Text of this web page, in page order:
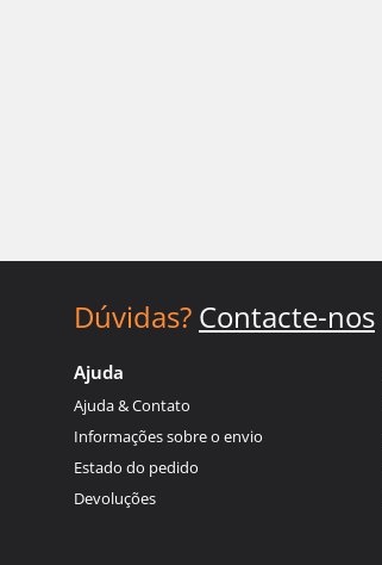
Dúvidas? Contacte-nos
Ajuda
Ajuda & Contato
Informações sobre o envio
Estado do pedido
Devoluções